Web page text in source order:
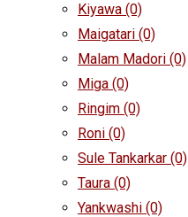
Kiyawa (0)
Maigatari (0)
Malam Madori (0)
Miga (0)
Ringim (0)
Roni (0)
Sule Tankarkar (0)
Taura (0)
Yankwashi (0)